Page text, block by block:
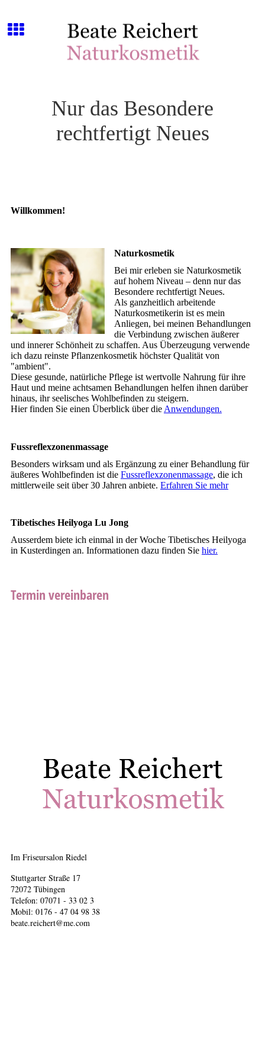
Nur das Besondere
rechtfertigt Neues
Willkommen!
Naturkosmetik
Bei mir erleben sie Naturkosmetik
auf hohem Niveau – denn nur das
Besondere rechtfertigt Neues.
Als ganzheitlich arbeitende
Naturkosmetikerin ist es mein
Anliegen, bei meinen Behandlungen
die Verbindung zwischen äußerer
und innerer Schönheit zu schaffen. Aus Überzeugung verwende
ich dazu reinste Pflanzenkosmetik höchster Qualität von
"ambient".
Diese gesunde, natürliche Pflege ist wertvolle Nahrung für ihre
Haut und meine achtsamen Behandlungen helfen ihnen darüber
hinaus, ihr seelisches Wohlbefinden zu steigern.
Hier finden Sie einen Überblick über dieAnwendungen.
Fussreflexzonenmassage
Besonders wirksam und als Ergänzung zu einer Behandlung für
äußeres Wohlbefinden ist die Fussreflexzonenmassage, die ich
mittlerweile seit über 30 Jahren anbiete. Erfahren Sie mehr
Tibetisches Heilyoga Lu Jong
Ausserdem biete ich einmal in der Woche Tibetisches Heilyoga
in Kusterdingen an. Informationen dazu finden Sie hier.
Termin vereinbaren
Im Friseursalon Riedel
Stuttgarter Straße 17
72072 Tübingen
Telefon: 07071 - 33 02 3
Mobil: 0176 - 47 04 98 38
beate.reichert@me.com